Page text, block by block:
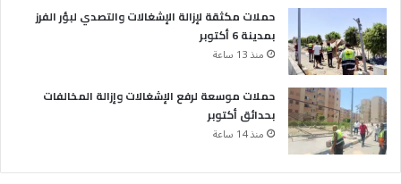
حملات مكثقة لإزالة الإشغالات والتصدي لبؤر الفرز
بمدينة 6 أكتوبر
منذ 13 ساعة
حملات موسعة لرفع الإشغالات وإزالة المخالفات
بحدائق أكتوبر
منذ 14 ساعة